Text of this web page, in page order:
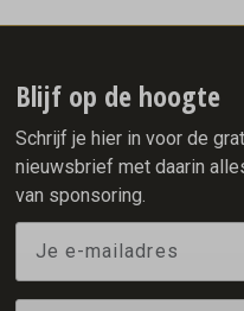
van de cultuurbewakers
wereldtitels (mass start), 4
x WK brons (allround, 5000
Blijf op de hoogte
Schrijf je hier in voor de
nieuwsbrief met daarin
van sponsoring.